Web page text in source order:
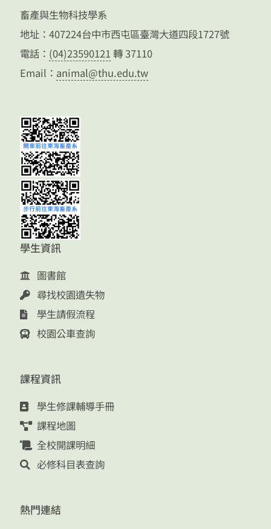
己
努
力
嘗
伯
欣
畜產與生物科技學系
地址：407224台中市西屯區臺灣大道四段1727號
電話： (04)23590121 轉 37110
Email： animal@thu.edu.tw
學生資訊
圖書館
尋找校園遺失物
學生請假流程
校園公車查詢
課程資訊
學生修課輔導手冊
課程地圖
全校開課明細
必修科目表查詢
熱門連結